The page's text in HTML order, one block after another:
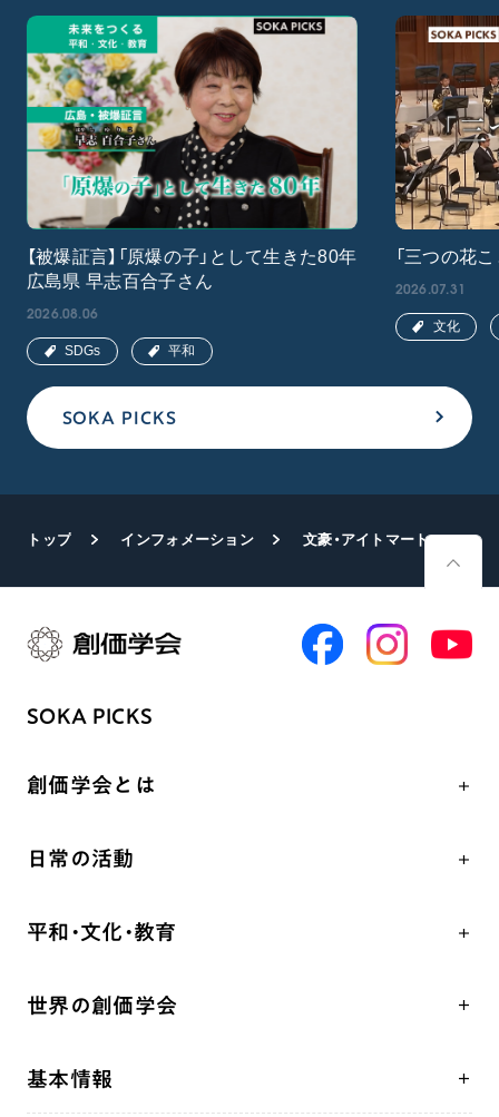
SOKA PICKS
【被爆証言】「原爆の子」として生きた80年
広島県 早志百合子さん
2026.08.06
SDGs 平和
「三つの花
2026.07.31
文化
トップ インフォメーション 文豪・アイトマートフ氏と池田先生の哲理巡り 中央アジアのキルギス共和国で学術会議
SOKA PICKS
創価学会とは
祈り
聖典
釈尊～法華経
日常の活動
座談会
仏法を語る
平和・文化・教育
「人権文化」「ジェンダー平等」を促進
世界の創価学会
基本情報